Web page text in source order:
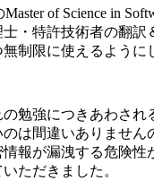
of Science in
・特許技術者の翻
制限に使えるように
勉強につきあわさ
は間違いありませ
報が漏洩する危険性
ただきました。